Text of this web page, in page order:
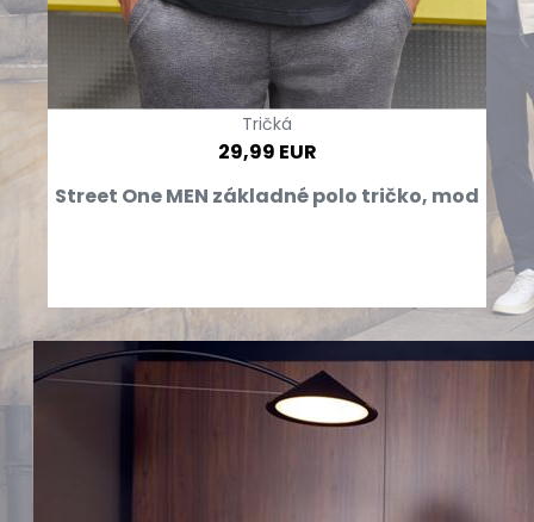
Tričká
29,99 EUR
Street One MEN základné polo tričko, mod